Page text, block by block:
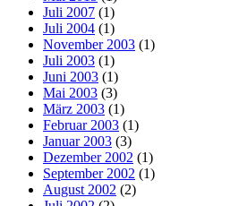
Juli 2007 (1)
Juli 2004 (1)
November 2003 (1)
Juli 2003 (1)
Juni 2003 (1)
Mai 2003 (3)
März 2003 (1)
Februar 2003 (1)
Januar 2003 (3)
Dezember 2002 (1)
September 2002 (1)
August 2002 (2)